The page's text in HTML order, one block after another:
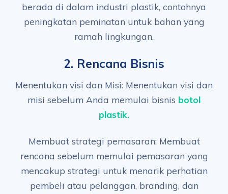
berada di dalam industri plastik, contohnya
peningkatan peminatan untuk bahan yang
ramah lingkungan.
2. Rencana Bisnis
Menentukan visi dan Misi: Menentukan visi dan
misi sebelum Anda memulai bisnis botol
plastik.
Membuat strategi pemasaran: Membuat
rencana sebelum memulai pemasaran yang
mencakup strategi untuk menarik perhatian
pembeli atau pelanggan, branding, dan